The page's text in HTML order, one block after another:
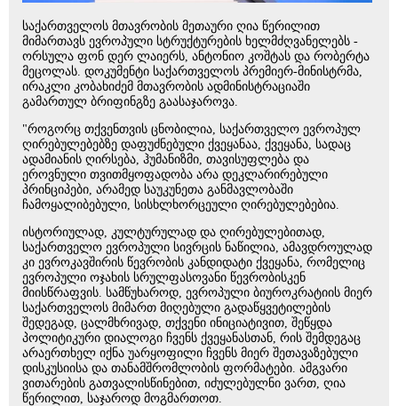
საქართველოს მთავრობის მეთაური ღია წერილით
მიმართავს ევროპული სტრუქტურების ხელმძღვანელებს -
ორსულა ფონ დერ ლაიერს, ანტონიო კოშტას და რობერტა
მეცოლას. დოკუმენტი საქართველოს პრემიერ-მინისტრმა,
ირაკლი კობახიძემ მთავრობის ადმინისტრაციაში
გამართულ ბრიფინგზე გაასაჯაროვა.
"როგორც თქვენთვის ცნობილია, საქართველო ევროპულ
ღირებულებებზე დაფუძნებული ქვეყანაა, ქვეყანა, სადაც
ადამიანის ღირსება, ჰუმანიზმი, თავისუფლება და
ეროვნული თვითმყოფადობა არა დეკლარირებული
პრინციპები, არამედ საუკუნეთა განმავლობაში
ჩამოყალიბებული, სისხლხორცეული ღირებულებებია.
ისტორიულად, კულტურულად და ღირებულებითად,
საქართველო ევროპული სივრცის ნაწილია, ამავდროულად
კი ევროკავშირის წევრობის კანდიდატი ქვეყანა, რომელიც
ევროპული ოჯახის სრულფასოვანი წევრობისკენ
მიისწრაფვის. სამწუხაროდ, ევროპული ბიუროკრატიის მიერ
საქართველოს მიმართ მიღებული გადაწყვეტილების
შედეგად, ცალმხრივად, თქვენი ინიციატივით, შეწყდა
პოლიტიკური დიალოგი ჩვენს ქვეყანასთან, რის შემდეგაც
არაერთხელ იქნა უარყოფილი ჩვენს მიერ შეთავაზებული
დისკუსიისა და თანამშრომლობის ფორმატები. ამგვარი
ვითარების გათვალისწინებით, იძულებულნი ვართ, ღია
წერილით, საჯაროდ მოგმართოთ.